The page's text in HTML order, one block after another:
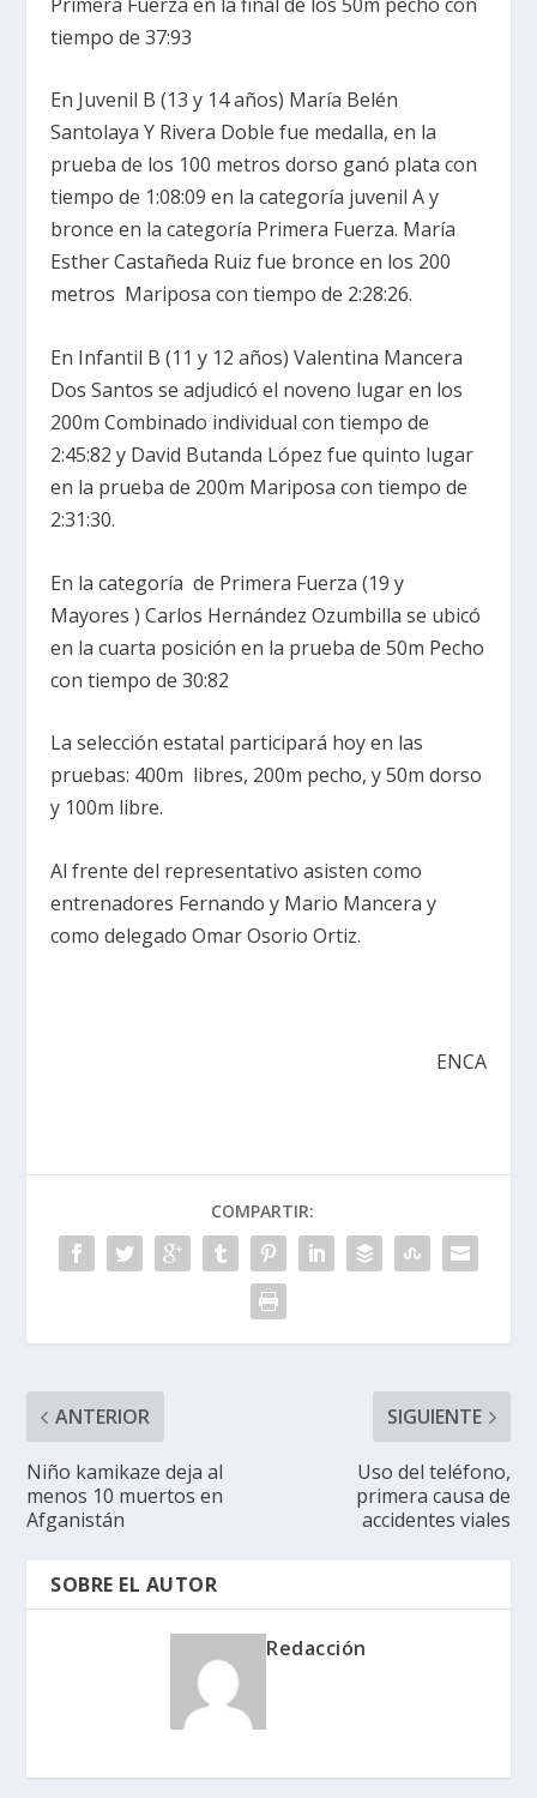
tiempo de 37:93
En Juvenil B (13 y 14 años) María Belén
Santolaya Y Rivera Doble fue medalla, en la
prueba de los 100 metros dorso ganó plata con
tiempo de 1:08:09 en la categoría juvenil A y
bronce en la categoría Primera Fuerza. María
Esther Castañeda Ruiz fue bronce en los 200
metros Mariposa con tiempo de 2:28:26.
En Infantil B (11 y 12 años) Valentina Mancera
Dos Santos se adjudicó el noveno lugar en los
200m Combinado individual con tiempo de
2:45:82 y David Butanda López fue quinto lugar
en la prueba de 200m Mariposa con tiempo de
2:31:30.
En la categoría de Primera Fuerza (19 y
Mayores ) Carlos Hernández Ozumbilla se ubicó
en la cuarta posición en la prueba de 50m Pecho
con tiempo de 30:82
La selección estatal participará hoy en las
pruebas: 400m libres, 200m pecho, y 50m dorso
y 100m libre.
Al frente del representativo asisten como
entrenadores Fernando y Mario Mancera y
como delegado Omar Osorio Ortiz.
ENCA
COMPARTIR:
ANTERIOR
Niño kamikaze deja al
menos 10 muertos en
Afganistán
SIGUIENTE
Uso del teléfono,
primera causa de
accidentes viales
SOBRE EL AUTOR
Redacción